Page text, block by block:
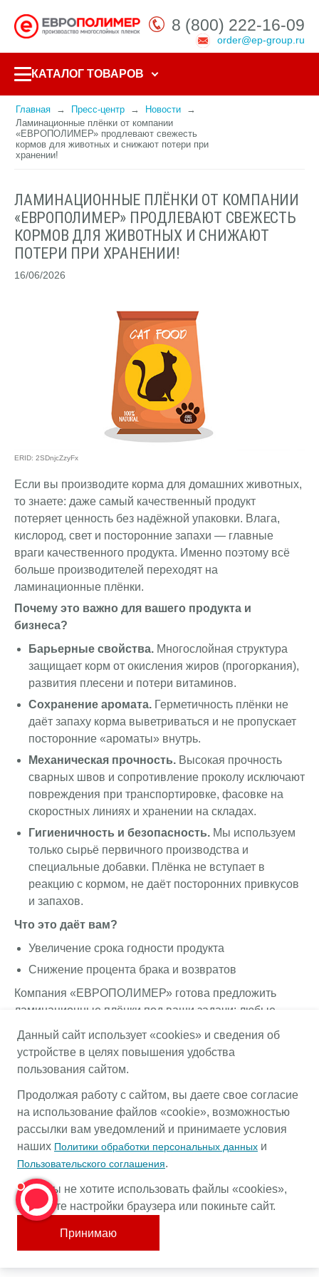
8 (800) 222-16-09
order@ep-group.ru
КАТАЛОГ ТОВАРОВ
Главная Пресс-центр
Новости
Ламинационные плёнки от компании
«ЕВРОПОЛИМЕР» продлевают свежесть
кормов для животных и снижают потери при
хранении!
ЛАМИНАЦИОННЫЕ ПЛЁНКИ ОТ КОМПАНИИ
«ЕВРОПОЛИМЕР» ПРОДЛЕВАЮТ СВЕЖЕСТЬ
КОРМОВ ДЛЯ ЖИВОТНЫХ И СНИЖАЮТ
ПОТЕРИ ПРИ ХРАНЕНИИ!
16/06/2026
ERID: 2SDnjcZzyFx
Если вы производите корма для домашних животных,
то знаете: даже самый качественный продукт
потеряет ценность без надёжной упаковки. Влага,
кислород, свет и посторонние запахи — главные
враги качественного продукта. Именно поэтому всё
больше производителей переходят на
ламинационные плёнки.
Почему это важно для вашего продукта и
бизнеса?
Барьерные свойства. Многослойная структура
защищает корм от окисления жиров (прогоркания),
развития плесени и потери витаминов.
Сохранение аромата. Герметичность плёнки не
даёт запаху корма выветриваться и не пропускает
посторонние «ароматы» внутрь.
Механическая прочность. Высокая прочность
сварных швов и сопротивление проколу исключают
повреждения при транспортировке, фасовке на
скоростных линиях и хранении на складах.
Гигиеничность и безопасность. Мы используем
только сырьё первичного производства и
специальные добавки. Плёнка не вступает в
реакцию с кормом, не даёт посторонних привкусов
и запахов.
Что это даёт вам?
Увеличение срока годности продукта
Снижение процента брака и возвратов
Компания «ЕВРОПОЛИМЕР» готова предложить
ламинационные плёнки под ваши задачи: любые
форматы, размеры, степень барьерности. Поэтапный
контроль качества на производстве — наша гарантия
стабильности.
компании «ЕВРОПОЛИМЕР» на своём
производстве!
КАТАЛОГ
ОФОРМЛЕНИЕ ЗАКАЗА
КОНТАКТЫ
© ООО "ЕВРОПОЛИМЕР" 2021
Данный сайт использует «cookies» и сведения об
устройстве в целях повышения удобства
пользования сайтом.
Продолжая работу с сайтом, вы даете свое согласие
на использование файлов «cookie», возможностью
рассылки вам уведомлений и принимаете условия
наших Политики обработки персональных данных и
Пользовательского соглашения.
Если вы не хотите использовать файлы «cookies»,
измените настройки браузера или покиньте сайт.
Принимаю